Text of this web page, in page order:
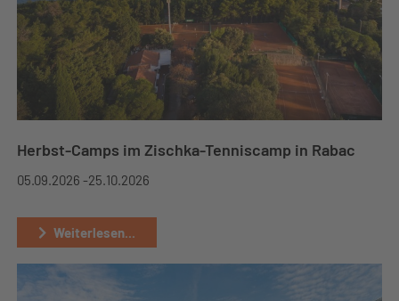
Herbst-Camps im Zischka-Tenniscamp in Rabac
05.09.2026 -25.10.2026
Weiterlesen...